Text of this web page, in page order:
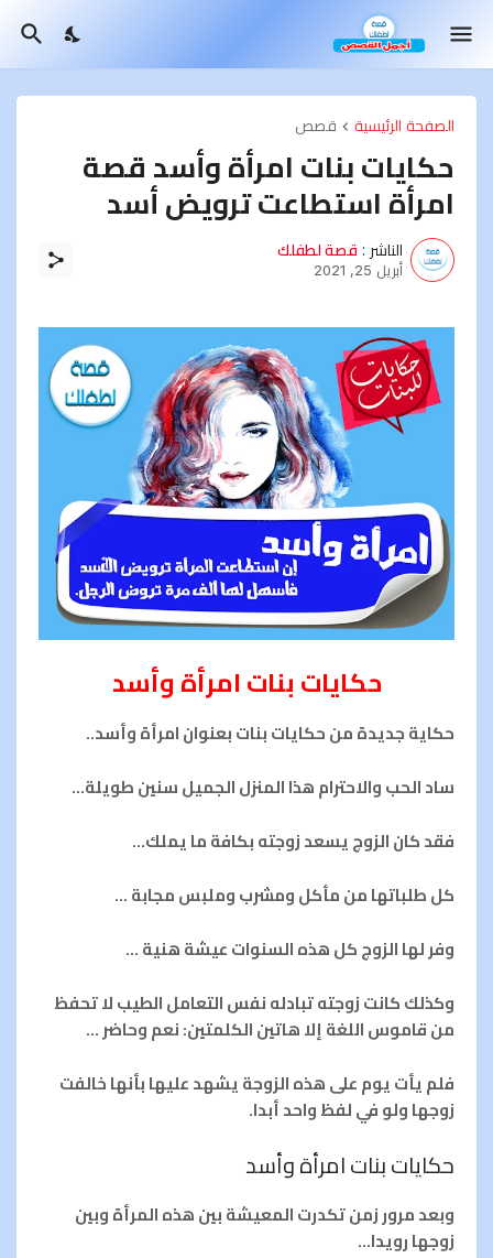
الصفحة الرئيسية قصص
حكايات بنات امرأة وأسد قصة
امرأة استطاعت ترويض أسد
الناشر : قصة لطفلك
أبريل 25, 2021
حكايات بنات امرأة وأسد
حكاية جديدة من حكايات بنات بعنوان امرأة وأسد..
ساد الحب والاحترام هذا المنزل الجميل سنين طويلة…
فقد كان الزوج يسعد زوجته بكافة ما يملك…
كل طلباتها من مأكل ومشرب وملبس مجابة …
وفر لها الزوج كل هذه السنوات عيشة هنية …
وكذلك كانت زوجته تبادله نفس التعامل الطيب لا تحفظ
من قاموس اللغة إلا هاتين الكلمتين: نعم وحاضر …
فلم يأت يوم على هذه الزوجة يشهد عليها بأنها خالفت
زوجها ولو في لفظ واحد أبدا.
حكايات بنات امرأة وأسد
وبعد مرور زمن تكدرت المعيشة بين هذه المرأة وبين
زوجها رويدا…